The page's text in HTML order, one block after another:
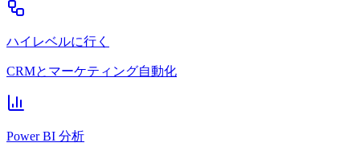
ハイレベルに行く
CRMとマーケティング自動化
Power BI 分析